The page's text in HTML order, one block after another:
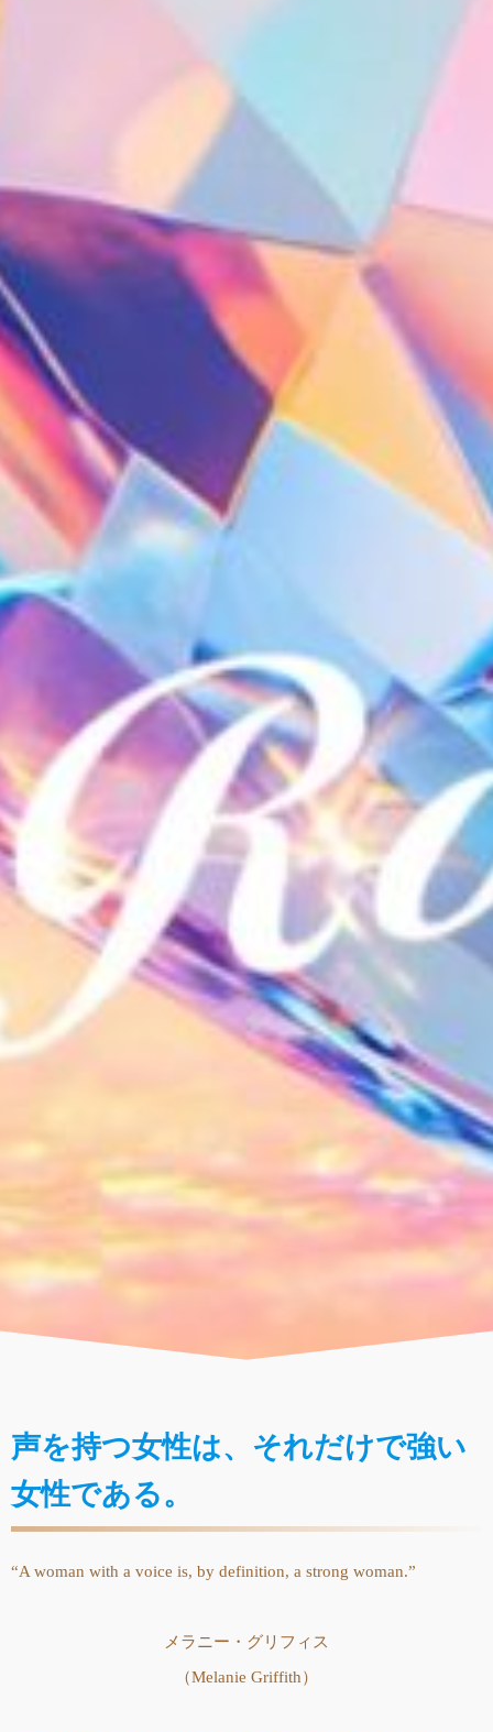
声を持つ女性は、それだけで強い
女性である。
“A woman with a voice is, by definition, a strong woman.”
メラニー・グリフィス
（Melanie Griffith）